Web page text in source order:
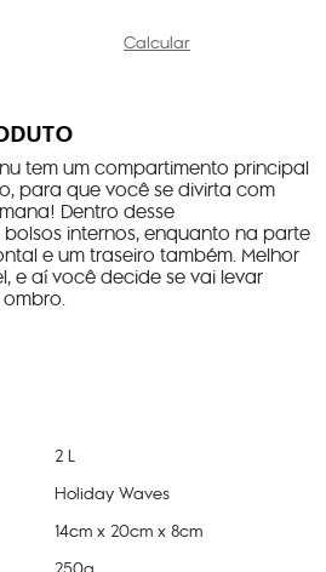
Calcular
tem um compartimento principal
para que você se divirta com
Dentro desse
internos, enquanto na parte
e um traseiro também. Melhor
e aí você decide se vai levar
2 L
Holiday Waves
14cm x20cm x8cm